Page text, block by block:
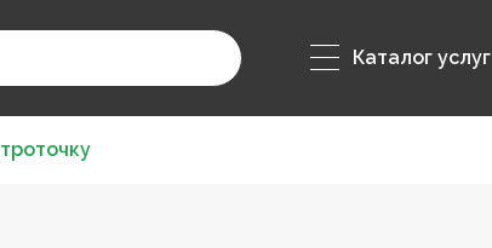
Каталог услуг